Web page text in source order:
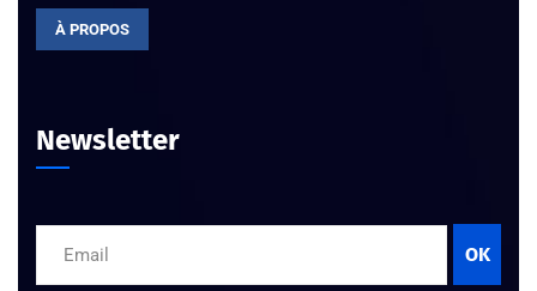
À PROPOS
Newsletter
OK